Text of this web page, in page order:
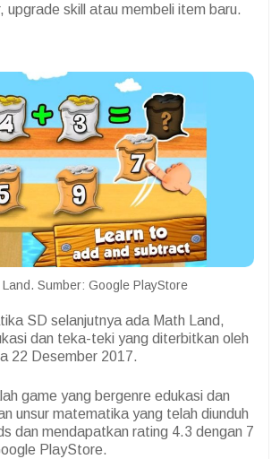
upgrade skill atau membeli item baru.
Land. Sumber: Google PlayStore
SD selanjutnya ada Math Land,
dan teka-teki yang diterbitkan oleh
22 Desember 2017.
game yang bergenre edukasi dan
unsur matematika yang telah diunduh
dan mendapatkan rating 4.3 dengan 7
PlayStore.